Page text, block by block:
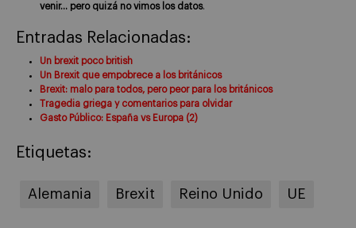
venir… pero quizá no vimos los datos.
Entradas Relacionadas:
Un brexit poco british
Un Brexit que empobrece a los británicos
Brexit: malo para todos, pero peor para los británicos
Tragedia griega y comentarios para olvidar
Gasto Público: España vs Europa (2)
Etiquetas:
Alemania Brexit Reino Unido UE